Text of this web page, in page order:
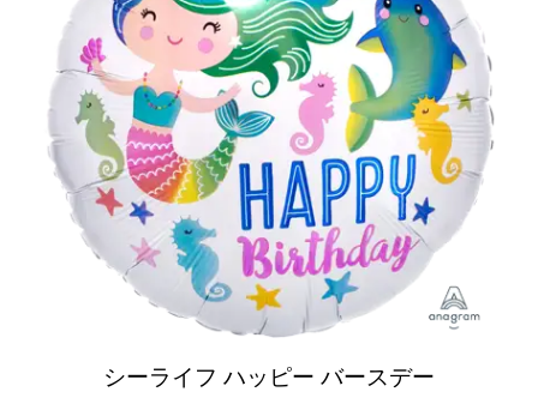
シーライフ ハッピー バースデー